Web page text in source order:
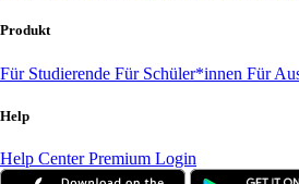
Produkt
Für Studierende Für Schüler*innen Für
Help
Help CenterPremium Login